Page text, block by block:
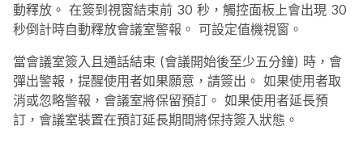
動釋放。 在簽到視窗結束前 30 秒，觸控面板上會出現 30
秒倒計時自動釋放會議室警報。 可設定值機視窗。
當會議室簽入且通話結束 (會議開始後至少五分鐘) 時，會
彈出警報，提醒使用者如果願意，請簽出。 如果使用者取
消或忽略警報，會議室將保留預訂。 如果使用者延長預
訂，會議室裝置在預訂延長期間將保持簽入狀態。